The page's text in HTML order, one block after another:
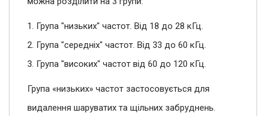
1. Група "низьких" частот. Від 18 до 28 кГц.
2. Група "середніх" частот. Від 33 до 60 кГц.
3. Група "високих" частот від 60 до 120 кГц.
Група «низьких» частот застосовується для
видалення шаруватих та щільних забруднень.